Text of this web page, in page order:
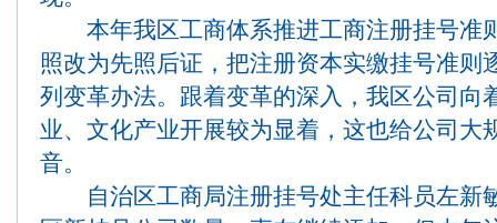
本年我区工商体系推进工商注册挂号准
照改为先照后证，把注册资本实缴挂号准则
列变革办法。跟着变革的深入，我区公司向
业、文化产业开展较为显着，这也给公司大
音。
自治区工商局注册挂号处主任科员左新